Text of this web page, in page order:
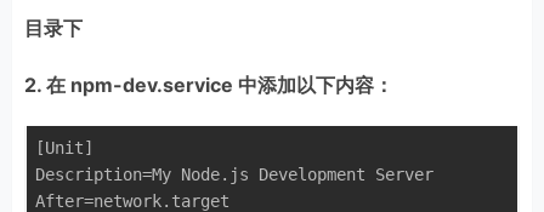
目录下
2. 在 npm-dev.service 中添加以下内容：
[Unit]
Description=My Node.js Development Server
After=network.target